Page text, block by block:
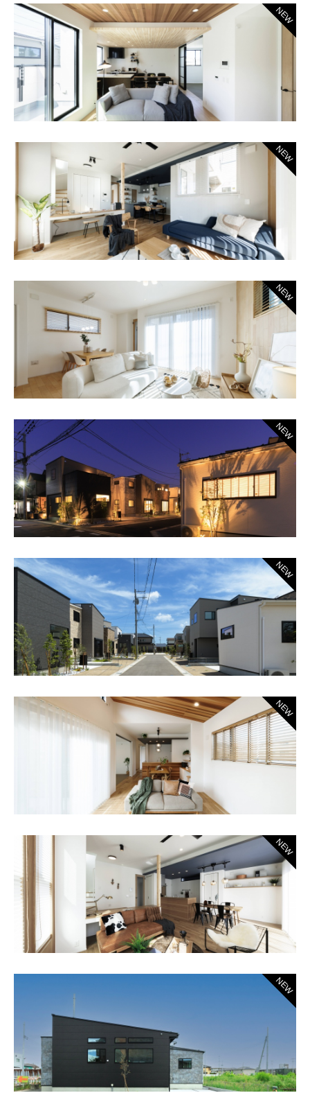
NEW
NEW
NEW
NEW
NEW
NEW
NEW
NEW